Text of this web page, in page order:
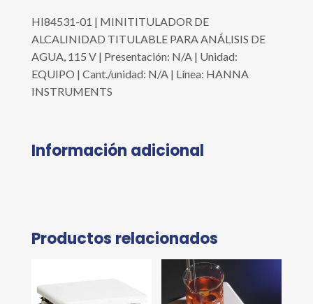
HI84531-01 | MINITITULADOR DE
ALCALINIDAD TITULABLE PARA ANÁLISIS DE
AGUA, 115 V | Presentación: N/A | Unidad:
EQUIPO | Cant./unidad: N/A | Línea: HANNA
INSTRUMENTS
Información adicional
Productos relacionados